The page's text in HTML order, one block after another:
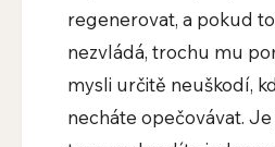
regenerovat, a pokud
nezvládá, trochu mu
mysli určitě neuškodí,
necháte opečovávat. Je